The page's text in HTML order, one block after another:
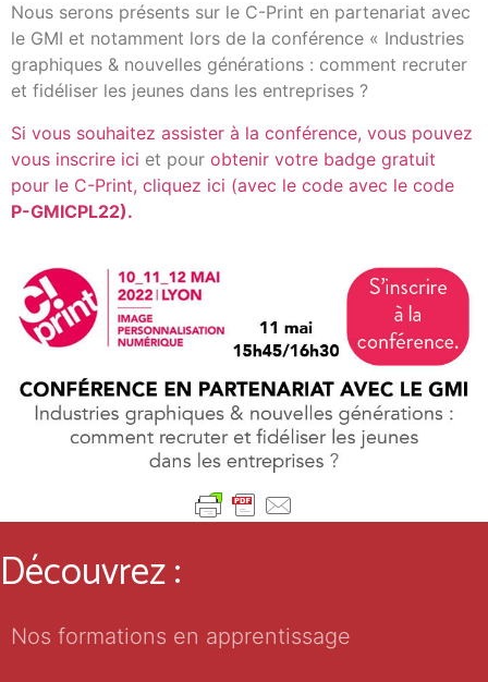
Nous serons présents sur le C-Print en partenariat avec
le GMI et notamment lors de la conférence « Industries
graphiques & nouvelles générations : comment recruter
et fidéliser les jeunes dans les entreprises ?
Si vous souhaitez assister à la conférence, vous pouvez
vous inscrire ici et pour obtenir votre badge gratuit
pour le C-Print, cliquez ici (avec le code avec le code
P-GMICPL22).
Découvrez :
Nos formations en apprentissage